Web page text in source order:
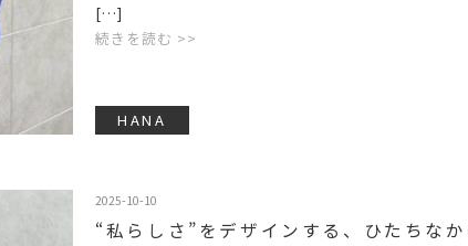
[…]
続きを読む >>
HANA
2025-10-10
“私らしさ”をデザインする、ひたちな